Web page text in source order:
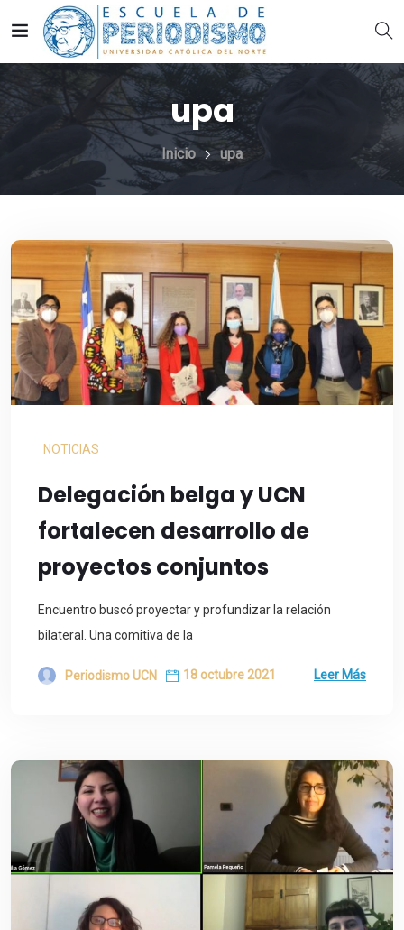
upa
Inicio upa
NOTICIAS
Delegación belga y UCN
fortalecen desarrollo de
proyectos conjuntos
Encuentro buscó proyectar y profundizar la relación
bilateral. Una comitiva de la
Periodismo UCN 18 octubre 2021 Leer Más